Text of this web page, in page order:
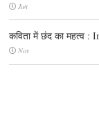
Jun
कविता में छंद का महत्व :
Nov